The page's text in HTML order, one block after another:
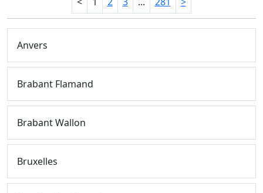
Anvers
Brabant Flamand
Brabant Wallon
Bruxelles